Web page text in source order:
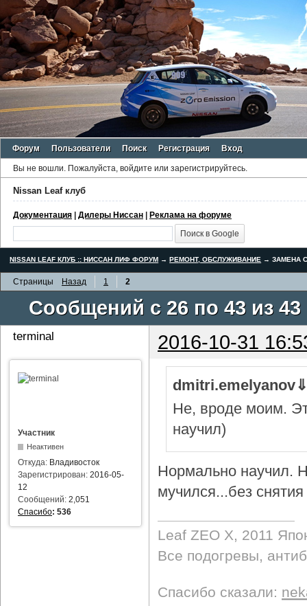
Форум Пользователи Поиск Регистрация Вход
Вы не вошли. Пожалуйста, войдите или зарегистрируйтесь.
Nissan Leaf клуб
Документация | Дилеры Ниссан | Реклама на форуме
NISSAN LEAF КЛУБ :: НИССАН ЛИФ ФОРУМ → РЕМОНТ, ОБСЛУЖИВАНИЕ →ЗАМЕНА
Страницы Назад 1 2
Сообщений с 26 по 43 из 43
terminal 2016-10-31
Участник
Неактивен
Откуда: Владивосток
Зарегистрирован: 2016-05-
12
Сообщений: 2,051
Спасибо: 536
Не, вроде моим.
научил)
Нормально научил.
мучился...без снятия
Leaf ZEO Х, 2011
Все подогревы,
Спасибо сказали: